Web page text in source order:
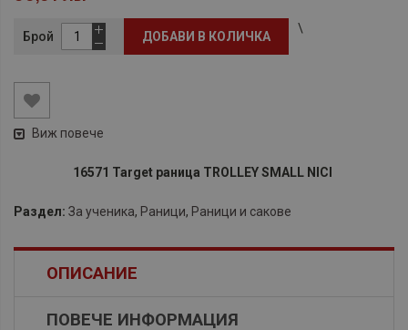
Брой ДОБАВИ В КОЛИЧКА
\
Виж повече
16571 Target раница TROLLEY SMALL NICI
Раздел: За ученика, Раници, Раници и сакове
ОПИСАНИЕ
ПОВЕЧЕ ИНФОРМАЦИЯ